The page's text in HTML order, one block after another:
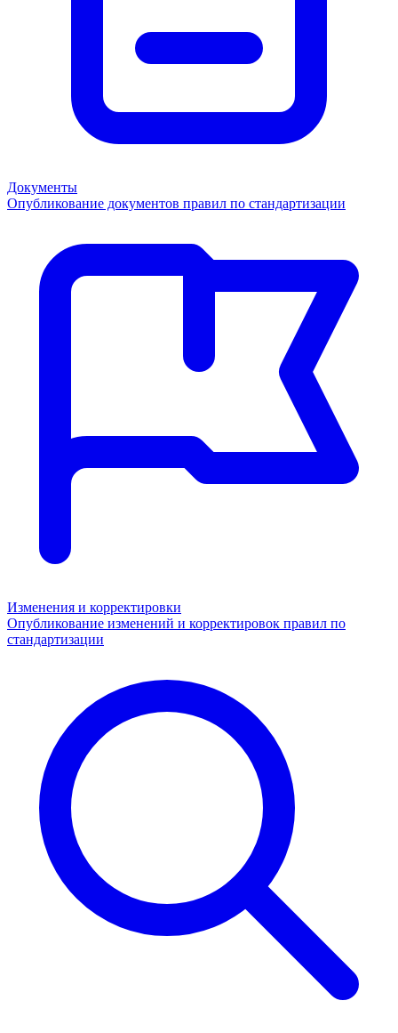
Документы
Опубликование документов правил по стандартизации
Изменения и корректировки
Опубликование изменений и корректировок правил по
стандартизации